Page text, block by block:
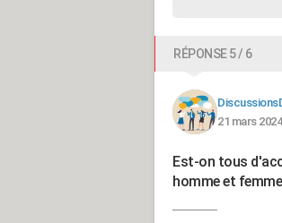
RÉPONSE 5 / 6
21 mars
Est-on tous
homme et